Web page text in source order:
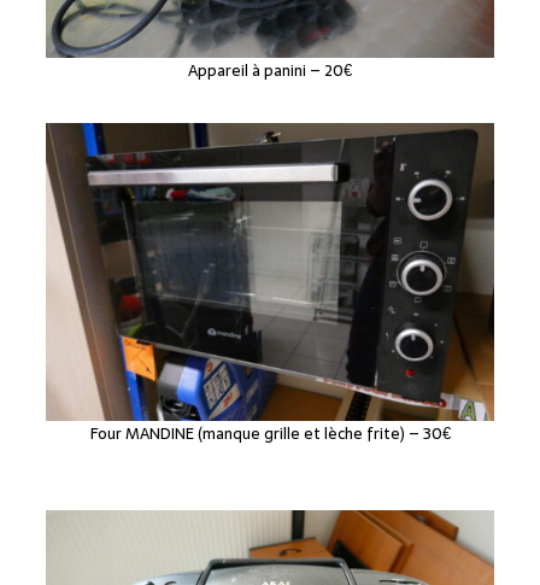
Appareil à panini – 20€
Four MANDINE (manque grille et lèche frite) – 30€